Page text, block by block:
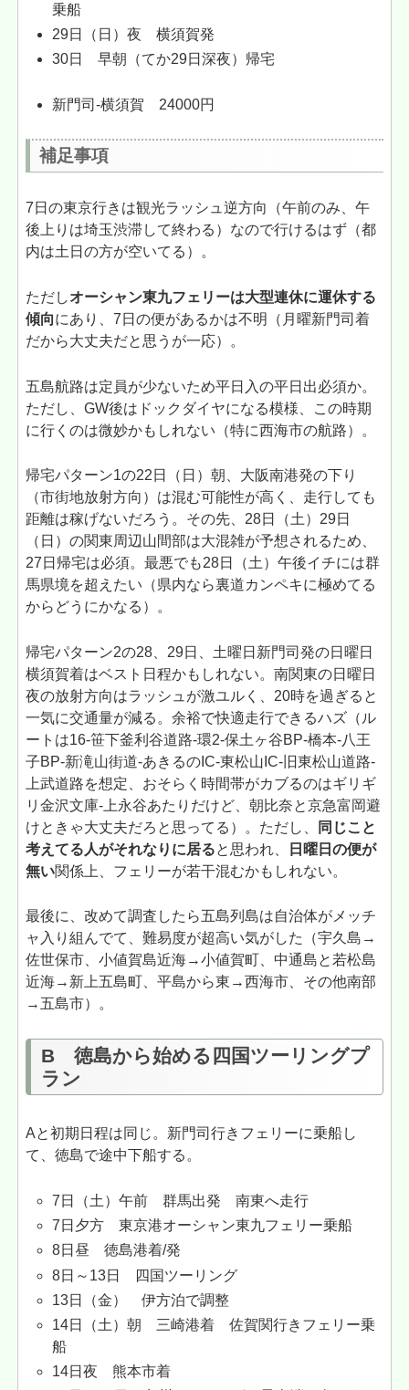
乗船
29日（日）夜 横須賀発
30日 早朝（てか29日深夜）帰宅
新門司-横須賀 24000円
補足事項
7日の東京行きは観光ラッシュ逆方向（午前のみ、午
後上りは埼玉渋滞して終わる）なので行けるはず（都
内は土日の方が空いてる）。
ただしオーシャン東九フェリーは大型連休に運休する
傾向にあり、7日の便があるかは不明（月曜新門司着
だから大丈夫だと思うが一応）。
五島航路は定員が少ないため平日入の平日出必須か。
ただし、GW後はドックダイヤになる模様、この時期
に行くのは微妙かもしれない（特に西海市の航路）。
帰宅パターン1の22日（日）朝、大阪南港発の下り
（市街地放射方向）は混む可能性が高く、走行しても
距離は稼げないだろう。その先、28日（土）29日
（日）の関東周辺山間部は大混雑が予想されるため、
27日帰宅は必須。最悪でも28日（土）午後イチには群
馬県境を超えたい（県内なら裏道カンペキに極めてる
からどうにかなる）。
帰宅パターン2の28、29日、土曜日新門司発の日曜日
横須賀着はベスト日程かもしれない。南関東の日曜日
夜の放射方向はラッシュが激ユルく、20時を過ぎると
一気に交通量が減る。余裕で快適走行できるハズ（ル
ートは16-笹下釜利谷道路-環2-保土ヶ谷BP-橋本-八王
子BP-新滝山街道-あきるのIC-東松山IC-旧東松山道路-
上武道路を想定、おそらく時間帯がカブるのはギリギ
リ金沢文庫-上永谷あたりだけど、朝比奈と京急富岡避
けときゃ大丈夫だろと思ってる）。ただし、
同じこと
考えてる人がそれなりに居ると思われ、
日曜日の便が
無い関係上、フェリーが若干混むかもしれない。
最後に、改めて調査したら五島列島は自治体がメッチ
ャ入り組んでて、難易度が超高い気がした（宇久島→
佐世保市、小値賀島近海→小値賀町、中通島と若松島
近海→新上五島町、平島から東→西海市、その他南部
→五島市）。
B 徳島から始める四国ツーリングプ
ラン
Aと初期日程は同じ。新門司行きフェリーに乗船し
て、徳島で途中下船する。
7日（土）午前 群馬出発 南東へ走行
7日夕方 東京港オーシャン東九フェリー乗船
8日昼 徳島港着/発
8日～13日 四国ツーリング
13日（金） 伊方泊で調整
14日（土）朝 三崎港着 佐賀関行きフェリー乗
船
14日夜 熊本市着